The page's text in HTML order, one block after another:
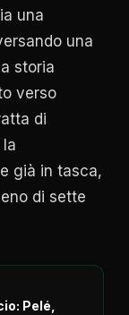
una
una
storia
verso
di
già in tasca,
di sette
Pelé,